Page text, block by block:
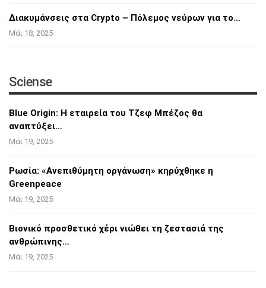
Διακυμάνσεις στα Crypto – Πόλεμος νεύρων για το…
Μάι 18, 2025
Sciense
Blue Origin: Η εταιρεία του Τζεφ Μπέζος θα
αναπτύξει…
Μάι 19, 2025
Ρωσία: «Ανεπιθύμητη οργάνωση» κηρύχθηκε η
Greenpeace
Μάι 19, 2025
Βιονικό προσθετικό χέρι νιώθει τη ζεστασιά της
ανθρώπινης…
Μάι 19, 2025